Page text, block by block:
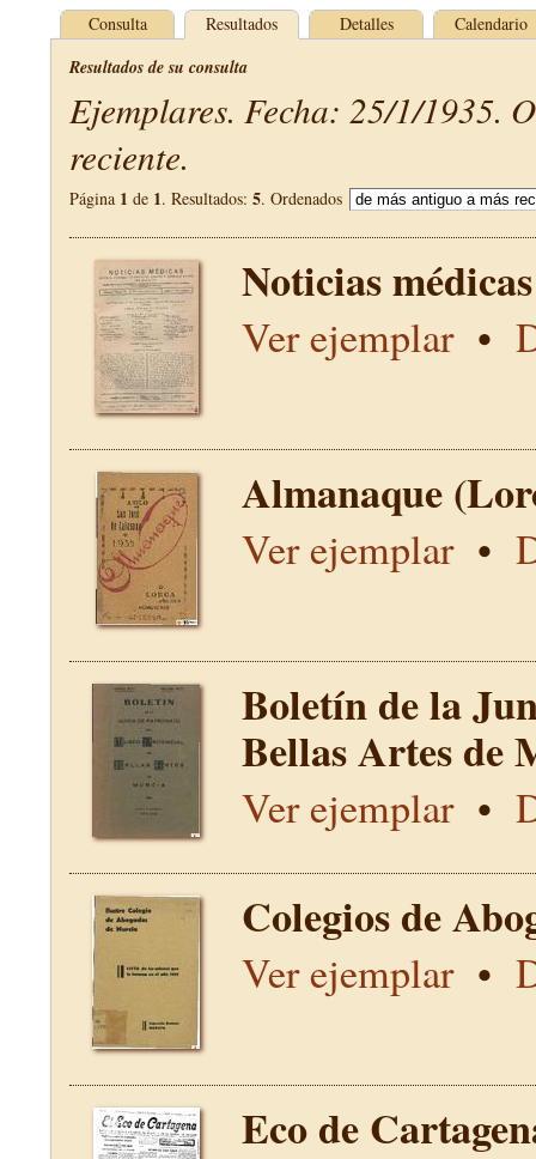
Consulta Resultados Detalles Calendario
Resultados de su consulta
Ejemplares. Fecha: 25/1/1935.
reciente.
Página 1 de 1. Resultados: 5. Ordenados
Noticias
Ver ejemplar•
Almanaque
Ver ejemplar•
Boletín de la
Bellas Artes
Ver ejemplar•
Colegios de
Ver ejemplar•
Eco de